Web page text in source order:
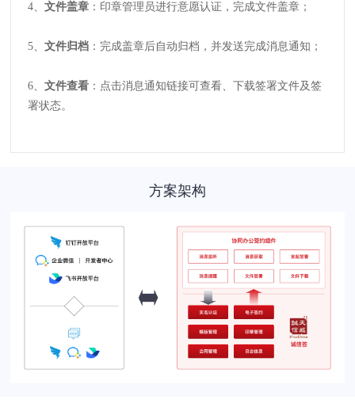
4、文件盖章 ：印章管理员进行意愿认证，完成文件盖章；
5、文件归档 ：完成盖章后自动归档，并发送完成消息通知；
6、文件查看 ：点击消息通知链接可查看、下载签署文件及签
署状态。
方案架构